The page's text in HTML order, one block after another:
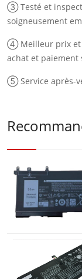
③ Testé et
soigneusement
④ Meilleur prix et
achat et paiement
⑤ Service après-